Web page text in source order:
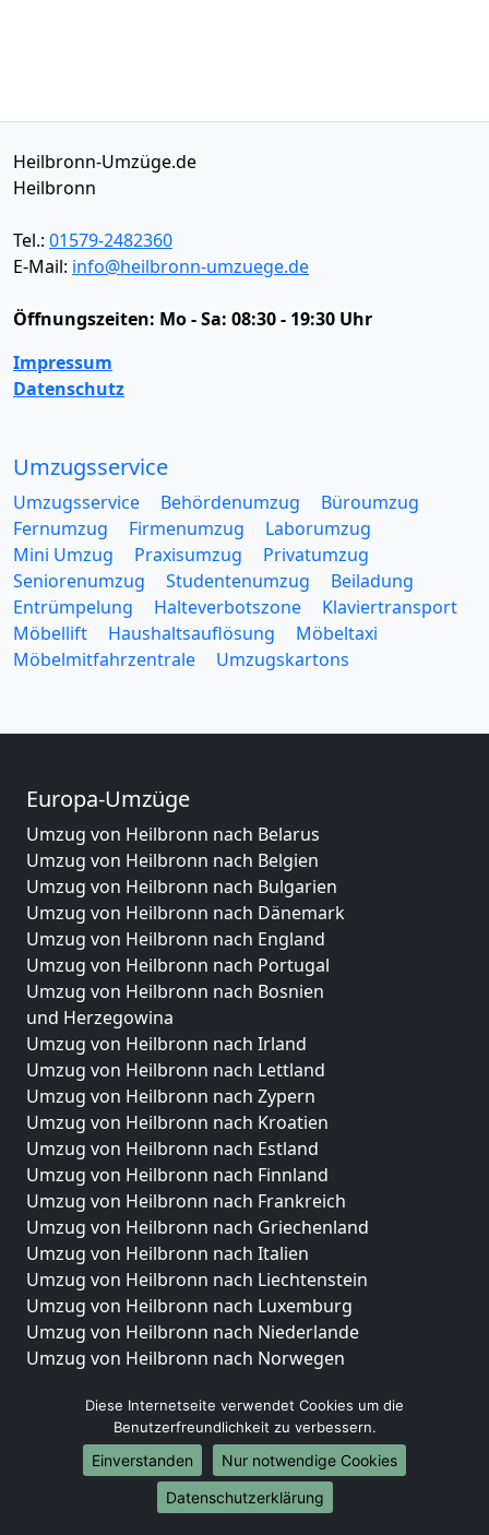
Heilbronn-Umzüge.de
Heilbronn
Tel.: 01579-2482360
E-Mail: info@heilbronn-umzuege.de
Öffnungszeiten: Mo - Sa: 08:30 - 19:30 Uhr
Impressum
Datenschutz
Umzugsservice
Umzugsservice Behördenumzug
Büroumzug
Fernumzug
Firmenumzug
Laborumzug
Mini Umzug
Praxisumzug
Privatumzug
Seniorenumzug
Studentenumzug
Beiladung
Entrümpelung
Halteverbotszone
Klaviertransport
Möbellift
Haushaltsauflösung
Möbeltaxi
Möbelmitfahrzentrale
Umzugskartons
Europa-Umzüge
Umzug von Heilbronn nach Belarus
Umzug von Heilbronn nach Belgien
Umzug von Heilbronn nach Bulgarien
Umzug von Heilbronn nach Dänemark
Umzug von Heilbronn nach England
Umzug von Heilbronn nach Portugal
Umzug von Heilbronn nach Bosnien
und Herzegowina
Umzug von Heilbronn nach Irland
Umzug von Heilbronn nach Lettland
Umzug von Heilbronn nach Zypern
Umzug von Heilbronn nach Kroatien
Umzug von Heilbronn nach Estland
Umzug von Heilbronn nach Finnland
Umzug von Heilbronn nach Frankreich
Umzug von Heilbronn nach Griechenland
Umzug von Heilbronn nach Italien
Umzug von Heilbronn nach Liechtenstein
Umzug von Heilbronn nach Luxemburg
Umzug von Heilbronn nach Niederlande
Umzug von Heilbronn nach Norwegen
Umzüge-Deutschlandweit
Umzug von Heilbronn nach Berlin
Umzug von Heilbronn nach Hamburg
Umzug von Heilbronn nach München
Umzug von Heilbronn nach Köln
Diese Internetseite verwendet Cookies um die
Benutzerfreundlichkeit zu verbessern.
Einverstanden
Nur notwendige Cookies
Datenschutzerklärung